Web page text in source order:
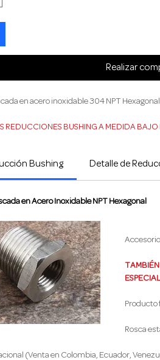
Realizar
en acero inoxidable 304 NPT
REDUCCIONES BUSHING A MEDIDA BAJO
Bushing Detalle de
en Acero Inoxidable NPT Hexagonal
Producto
Rosca
(Venta en Colombia, Ecuador,